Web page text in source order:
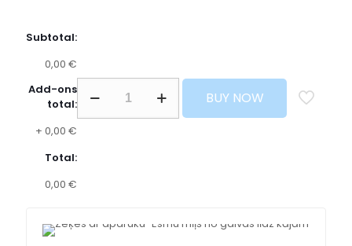
Subtotal:
0,00 €
Add-ons
total:
+ 0,00 €
Total:
0,00 €
BUY NOW